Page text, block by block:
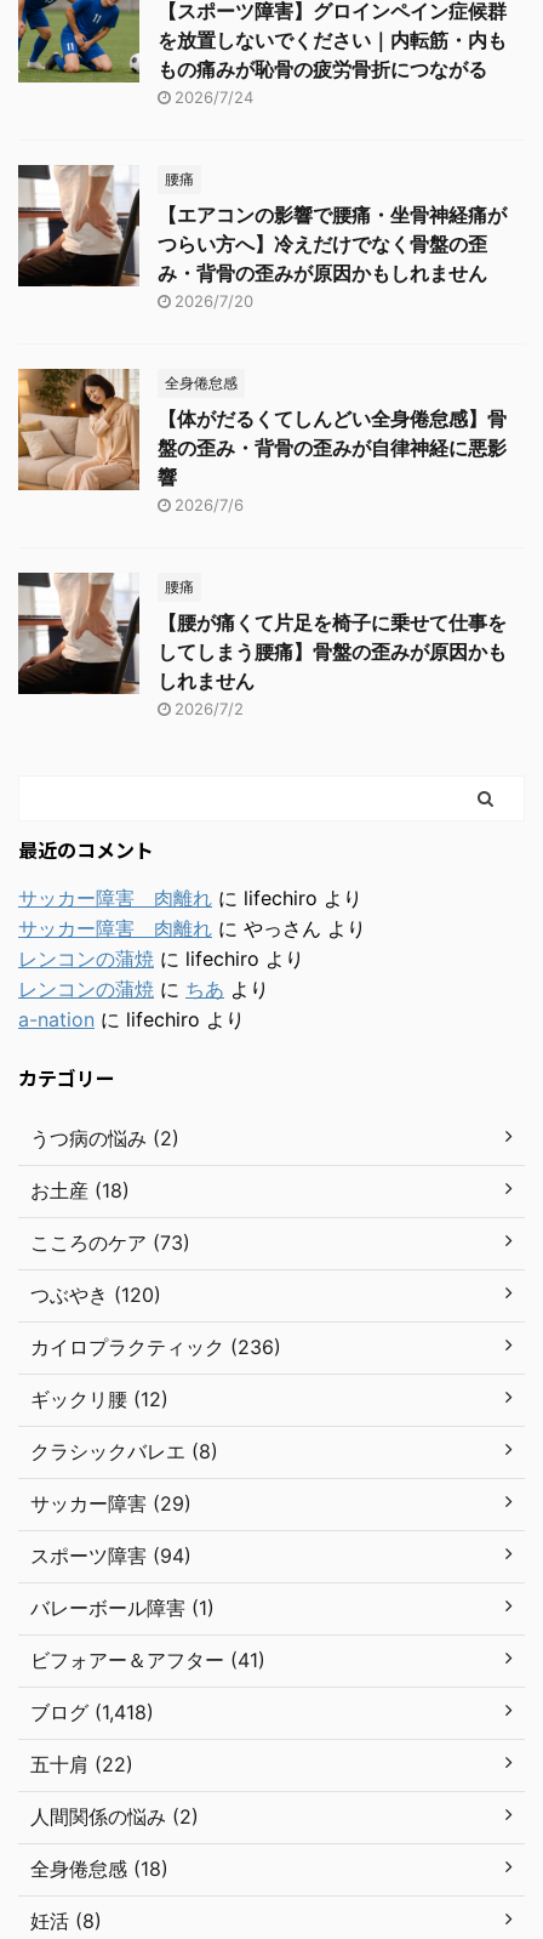
【スポーツ障害】グロインペイン症候群
を放置しないでください｜内転筋・内も
もの痛みが恥骨の疲労骨折につながる
2026/7/24
腰痛
【エアコンの影響で腰痛・坐骨神経痛が
つらい方へ】冷えだけでなく骨盤の歪
み・背骨の歪みが原因かもしれません
2026/7/20
全身倦怠感
【体がだるくてしんどい全身倦怠感】骨
盤の歪み・背骨の歪みが自律神経に悪影
響
2026/7/6
腰痛
【腰が痛くて片足を椅子に乗せて仕事を
してしまう腰痛】骨盤の歪みが原因かも
しれません
2026/7/2
最近のコメント
サッカー障害 肉離れ に lifechiro より
サッカー障害 肉離れ に やっさん より
レンコンの蒲焼 に lifechiro より
レンコンの蒲焼 に ちあ より
a-nation に lifechiro より
カテゴリー
うつ病の悩み (2)
お土産 (18)
こころのケア (73)
つぶやき (120)
カイロプラクティック (236)
ギックリ腰 (12)
クラシックバレエ (8)
サッカー障害 (29)
スポーツ障害 (94)
バレーボール障害 (1)
ビフォアー＆アフター (41)
ブログ (1,418)
五十肩 (22)
人間関係の悩み (2)
全身倦怠感 (18)
妊活 (8)